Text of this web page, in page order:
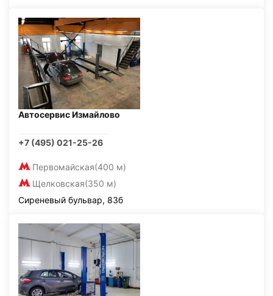
Автосервис Измайлово
+7 (495) 021-25-26
Первомайская(400 м)
Щелковская(350 м)
Сиреневый бульвар, 83б